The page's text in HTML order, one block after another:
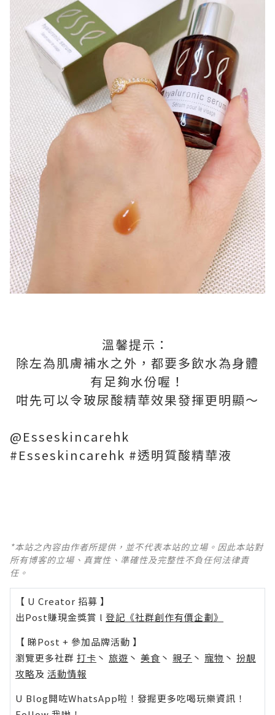
溫馨提示：
除左為肌膚補水之外，都要多飲水為身體
有足夠水份喔！
咁先可以令玻尿酸精華效果發揮更明顯～
@Esseskincarehk
#Esseskincarehk #透明質酸精華液
*本站之內容由作者所提供，並不代表本站的立場。因此本站對
所有博客的立場、真實性、準確性及完整性不負任何法律責
任。
【 U Creator 招募 】
出Post賺現金獎賞 l 登記《社群創作有價企劃》
【 睇Post + 參加品牌活動 】
瀏覽更多社群 打卡 丶 旅遊 丶 美食 丶 親子 丶 寵物 丶 扮靚
攻略及 活動情報
U Blog開咗WhatsApp啦！發掘更多吃喝玩樂資訊！